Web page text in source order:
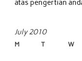
atas pengertian
July 2010
M T W